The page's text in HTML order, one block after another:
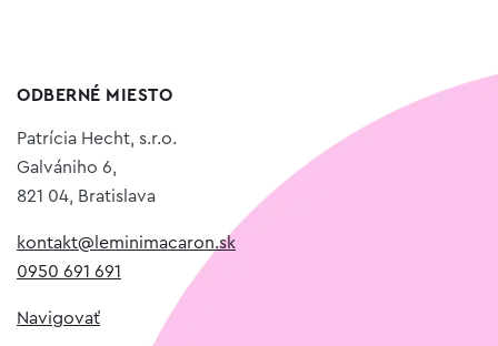
ODBERNÉ MIESTO
Patrícia Hecht, s.r.o.
Galvániho 6,
821 04, Bratislava
kontakt@leminimacaron.sk
0950 691 691
Navigovať